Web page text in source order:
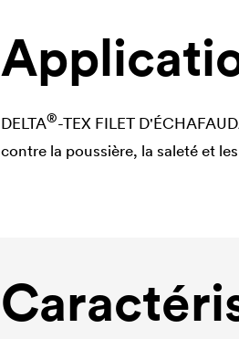
DELTA®-TEX FILET
contre la poussière, la saleté et